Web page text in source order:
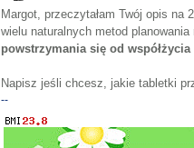
Margot, przeczytałam Twój opis na
wielu naturalnych metod
powstrzymania się od
Napisz jeśli chcesz, jakie tabletki
--